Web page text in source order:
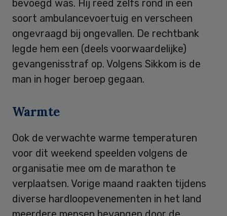
bevoegd was. Hij reed zelfs rond in een
soort ambulancevoertuig en verscheen
ongevraagd bij ongevallen. De rechtbank
legde hem een (deels voorwaardelijke)
gevangenisstraf op. Volgens Sikkom is de
man in hoger beroep gegaan.
Warmte
Ook de verwachte warme temperaturen
voor dit weekend speelden volgens de
organisatie mee om de marathon te
verplaatsen. Vorige maand raakten tijdens
diverse hardloopevenementen in het land